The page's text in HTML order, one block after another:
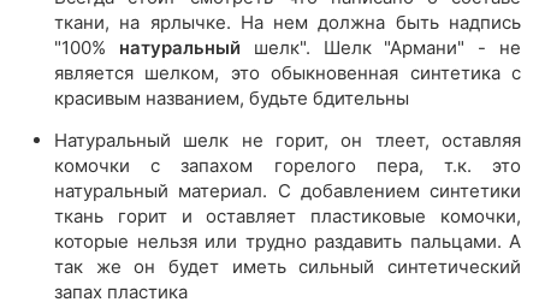
ткани, на ярлычке. На нем должна быть надпись
"100% натуральный шелк". Шелк "Армани" - не
является шелком, это обыкновенная синтетика с
красивым названием, будьте бдительны
Натуральный шелк не горит, он тлеет, оставляя
комочки с запахом горелого пера, т.к. это
натуральный материал. С добавлением синтетики
ткань горит и оставляет пластиковые комочки,
которые нельзя или трудно раздавить пальцами. А
так же он будет иметь сильный синтетический
запах пластика